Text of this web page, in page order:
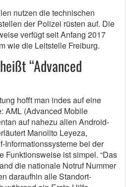
nutzen die technischen
der Polizei rüsten auf. Die
verfügt seit Anfang 2017
wie die Leitstelle Freiburg.
“Advanced
hofft man indes auf eine
AML (Advanced Mobile
auf nahezu allen Android-
Manolito Leyeza,
Informationssysteme bei der
Funktionsweise ist simpel. “Das
die nationale Notruf Nummer
daraufhin alle Standort-